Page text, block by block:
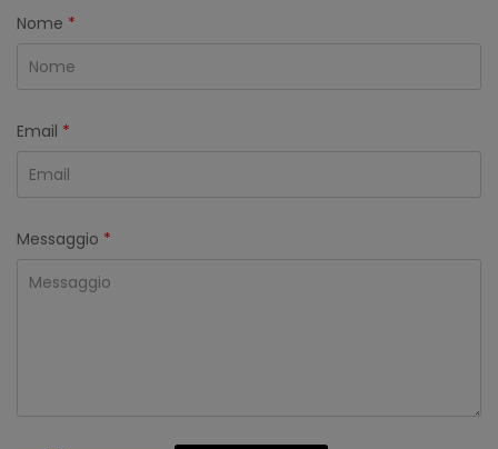
Nome *
Email *
Messaggio *